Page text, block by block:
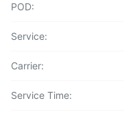
POD:
Service:
Carrier:
Service Time: